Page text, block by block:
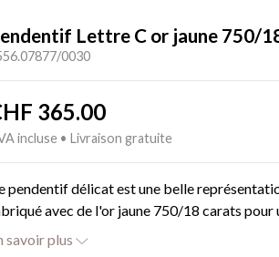
Lettre C or jaune 750/
0030
365.00
incluse • Livraison gratuite
pendentif délicat est une belle
avec de l'or jaune 750/18 carats pour
savoir plus